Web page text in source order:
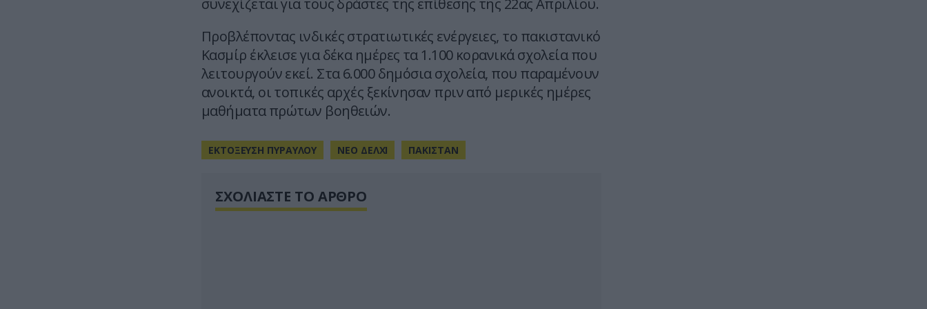
συνεχίζεται για τους δράστες της επίθεσης της 22ας Απριλίου.
Προβλέποντας ινδικές στρατιωτικές ενέργειες, το πακιστανικό
Κασμίρ έκλεισε για δέκα ημέρες τα 1.100 κορανικά σχολεία που
λειτουργούν εκεί. Στα 6.000 δημόσια σχολεία, που παραμένουν
ανοικτά, οι τοπικές αρχές ξεκίνησαν πριν από μερικές ημέρες
μαθήματα πρώτων βοηθειών.
ΕΚΤΟΞΕΥΣΗ ΠΥΡΑΥΛΟΥ ΝΕΟ ΔΕΛΧΙ ΠΑΚΙΣΤΑΝ
ΣΧΟΛΙΑΣΤΕ ΤΟ ΑΡΘΡΟ